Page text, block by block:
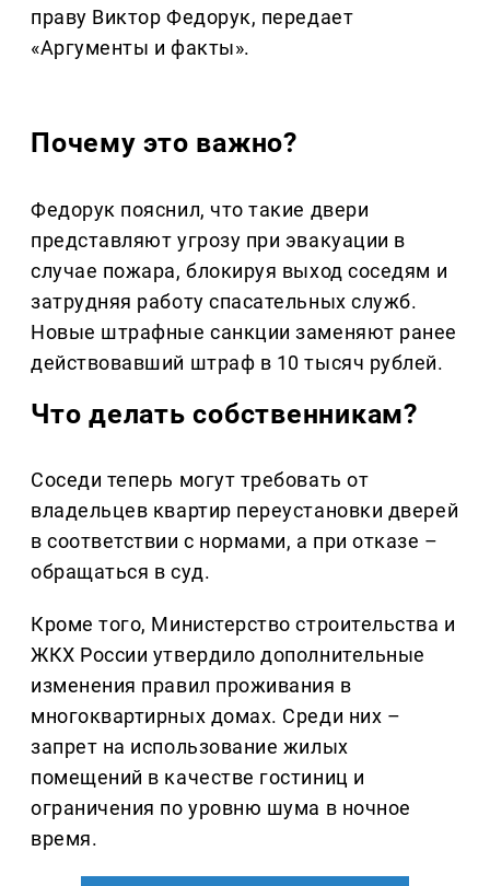
праву Виктор Федорук, передает
«Аргументы и факты».
Почему это важно?
Федорук пояснил, что такие двери
представляют угрозу при эвакуации в
случае пожара, блокируя выход соседям и
затрудняя работу спасательных служб.
Новые штрафные санкции заменяют ранее
действовавший штраф в 10 тысяч рублей.
Что делать собственникам?
Соседи теперь могут требовать от
владельцев квартир переустановки дверей
в соответствии с нормами, а при отказе –
обращаться в суд.
Кроме того, Министерство строительства и
ЖКХ России утвердило дополнительные
изменения правил проживания в
многоквартирных домах. Среди них –
запрет на использование жилых
помещений в качестве гостиниц и
ограничения по уровню шума в ночное
время.